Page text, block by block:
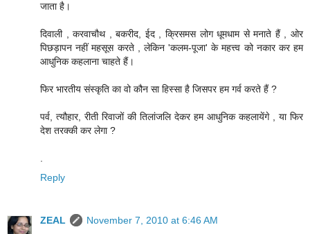
जाता है।
दिवाली , करवाचौथ , बकरीद, ईद , क्रिसमस लोग धूमधाम से मनाते हैं , ओर
पिछड़ापन नहीं महसूस करते , लेकिन 'कलम-पूजा' के महत्त्व को नकार कर हम
आधुनिक कहलाना चाहते हैं।
फिर भारतीय संस्कृति का वो कौन सा हिस्सा है जिसपर हम गर्व करते हैं ?
पर्व, त्यौहार, रीती रिवाजों की तिलांजलि देकर हम आधुनिक कहलायेंगे , या फिर
देश तरक्की कर लेगा ?
.
Reply
ZEAL
November 7, 2010 at 6:46 AM